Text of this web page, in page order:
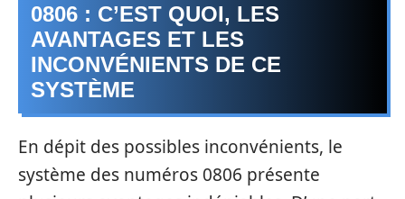
0806 : C’EST QUOI, LES
AVANTAGES ET LES
INCONVÉNIENTS DE CE
SYSTÈME
En dépit des possibles inconvénients, le
système des numéros 0806 présente